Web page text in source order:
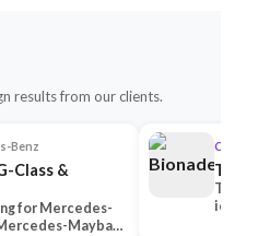
results from our clients.
Benz
Class &
for Mercedes-
Maybach
Case
iconic